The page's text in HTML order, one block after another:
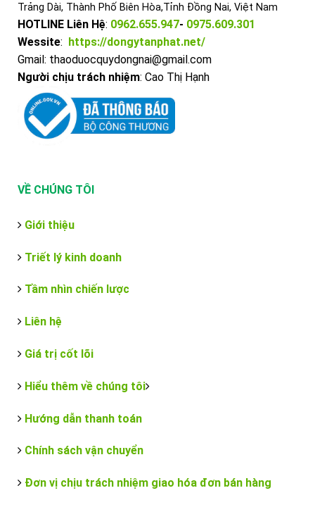
Trảng Dài, Thành Phố Biên Hòa,Tỉnh Đồng Nai, Việt Nam
HOTLINE Liên Hệ: 0962.655.947- 0975.609.301
Wessite: https://dongytanphat.net/
Gmail: thaoduocquydongnai@gmail.com
Người chịu trách nhiệm: Cao Thị Hạnh
VỀ CHÚNG TÔI
Giới thiệu
Triết lý kinh doanh
Tầm nhìn chiến lược
Liên hệ
Giá trị cốt lõi
Hiểu thêm về chúng tôi
Hướng dẫn thanh toán
Chính sách vận chuyển
Đơn vị chịu trách nhiệm giao hóa đơn bán hàng